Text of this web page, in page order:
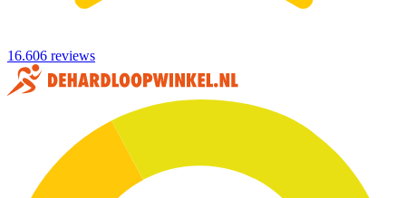
16.606 reviews